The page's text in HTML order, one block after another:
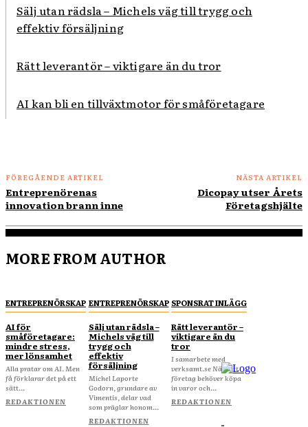
Sälj utan rädsla – Michels väg till trygg och
effektiv försäljning
Rätt leverantör – viktigare än du tror
AI kan bli en tillväxtmotor för småföretagare
FÖREGÅENDE ARTIKEL
Entreprenörenas
innovation brann inne
NÄSTA ARTIKEL
Dicopay utser Årets
Företagshjälte
MORE FROM AUTHOR
ENTREPRENÖRSKAP
AI för
småföretagare:
mindre stress,
mer lönsamhet
Alla pratar om AI. Men
få förklarar det på ett
sätt...
REDAKTIONEN
ENTREPRENÖRSKAP
Sälj utan rädsla –
Michels väg till
trygg och
effektiv
försäljning
Michel Laporte
Godorn, grundare av
Vimentis, delar vad
som präglar honom...
REDAKTIONEN
SPONSRAT INLÄGG
Rätt leverantör –
viktigare än du
tror
I samarbete med
verksamt.se När ditt
företag behöver köpa
in varor och...
REDAKTIONEN